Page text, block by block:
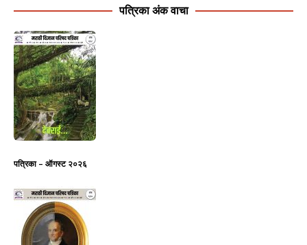
पत्रिका अंक वाचा
पत्रिका – ऑगस्ट २०२६